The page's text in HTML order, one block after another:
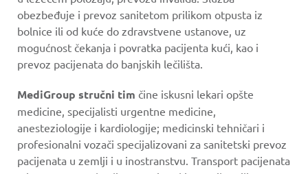
obezbeđuje i prevoz sanitetom prilikom otpusta iz
bolnice ili od kuće do zdravstvene ustanove, uz
mogućnost čekanja i povratka pacijenta kući, kao i
prevoz pacijenata do banjskih lečilišta.
MediGroup stručni tim čine iskusni lekari opšte
medicine, specijalisti urgentne medicine,
anesteziologije i kardiologije; medicinski tehničari i
profesionalni vozači specijalizovani za sanitetski prevoz
pacijenata u zemlji i u inostranstvu. Transport pacijenata